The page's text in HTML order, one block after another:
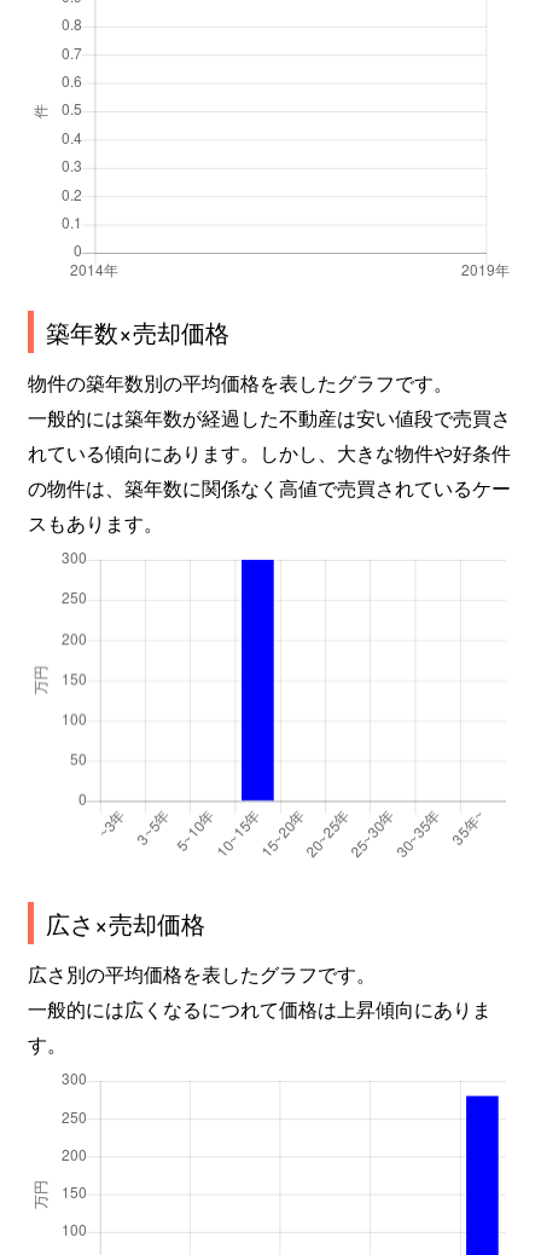
築年数×売却価格
物件の築年数別の平均価格を表したグラフです。
一般的には築年数が経過した不動産は安い値段で売買さ
れている傾向にあります。しかし、大きな物件や好条件
の物件は、築年数に関係なく高値で売買されているケー
スもあります。
広さ×売却価格
広さ別の平均価格を表したグラフです。
一般的には広くなるにつれて価格は上昇傾向にありま
す。